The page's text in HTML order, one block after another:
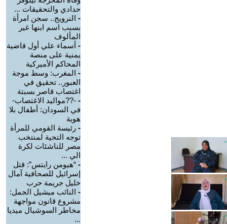
حدادي والتحقيقات ...
- النرويج.. سجن امرأة
بسبب اسم ابنها غير
المألوف
- أسماء علي أول قاضية
يمنية على منصة
المحاكم الأميركية
- المغرب: وسط موجة
العبور.. تحقيق في
اغتصاب قاصر بسبتة
- -??مواليد الاغتصاب-
في السودان: أطفال بلا
هوية
- رئيسة القومي للمرأة
توجه التحية لمنتخب
مصر للناشئات لكرة
الي ...
- “هيومن رايتس”: قتل
إسرائيل للصحافية آمال
خليل جريمة حرب
- النائب ميشيل الجمل:
مشروع قانون مواجهة
مخاطر السوشيال ميديا
...